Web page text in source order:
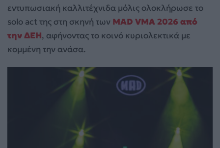
εντυπωσιακή καλλιτέχνιδα μόλις ολοκλήρωσε το
solo act της στη σκηνή των MAD VMA 2026 από
την ΔΕΗ, αφήνοντας το κοινό κυριολεκτικά με
κομμένη την ανάσα.